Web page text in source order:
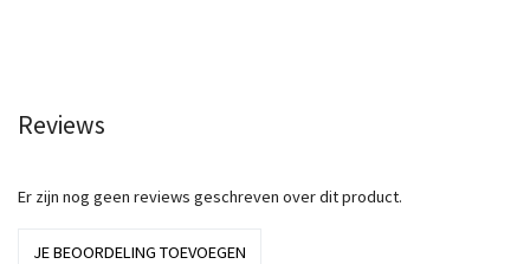
Reviews
Er zijn nog geen reviews geschreven over dit product.
JE BEOORDELING TOEVOEGEN